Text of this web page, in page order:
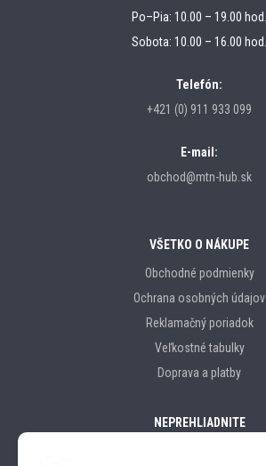
Po–Pia: 10.00 – 19.00 hod.
Sobota: 10.00 – 16.00 hod.
Telefón:
+421 (0) 911 933 099
E-mail:
obchod@mtn-hub.sk
VŠETKO O NÁKUPE
Obchodné podmienky
Ochrana osobných údajov
Reklamačný poriadok
Veľkostné tabulky
Doprava a platby
NEPREHLIADNITE